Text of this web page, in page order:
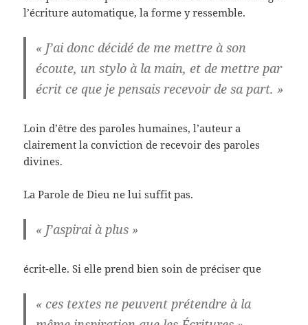
l’écriture automatique, la forme y ressemble.
« J’ai donc décidé de me mettre à son
écoute, un stylo à la main, et de mettre par
écrit ce que je pensais recevoir de sa part. »
Loin d’être des paroles humaines, l’auteur a
clairement la conviction de recevoir des paroles
divines.
La Parole de Dieu ne lui suffit pas.
« J’aspirai à plus »
écrit-elle. Si elle prend bien soin de préciser que
« ces textes ne peuvent prétendre à la